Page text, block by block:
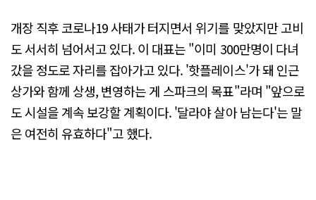
개장 직후 코로나19 사태가 터지면서 위기를 맞았지만 고비
도 서서히 넘어서고 있다. 이 대표는 "이미 300만명이 다녀
갔을 정도로 자리를 잡아가고 있다. '핫플레이스'가 돼 인근
상가와 함께 상생, 변영하는 게 스파크의 목표"라며 "앞으로
도 시설을 계속 보강할 계획이다. '달라야 살아 남는다'는 말
은 여전히 유효하다"고 했다.